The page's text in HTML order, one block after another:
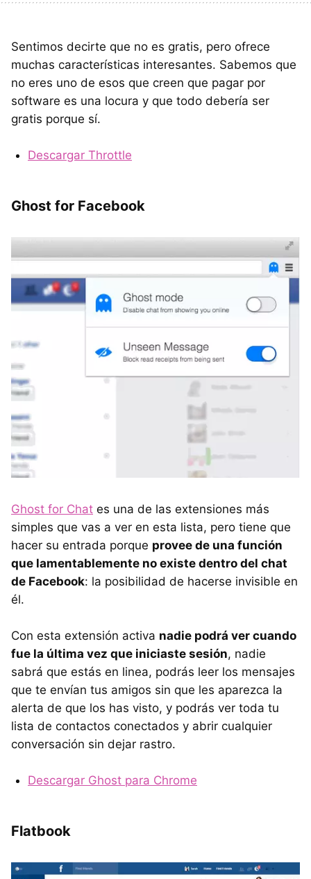
Sentimos decirte que no es gratis, pero ofrece
muchas características interesantes. Sabemos que
no eres uno de esos que creen que pagar por
software es una locura y que todo debería ser
gratis porque sí.
Descargar Throttle
Ghost for Facebook
Ghost for Chat es una de las extensiones más
simples que vas a ver en esta lista, pero tiene que
hacer su entrada porque provee de una función
que lamentablemente no existe dentro del chat
de Facebook: la posibilidad de hacerse invisible en
él.
Con esta extensión activa nadie podrá ver cuando
fue la última vez que iniciaste sesión, nadie
sabrá que estás en linea, podrás leer los mensajes
que te envían tus amigos sin que les aparezca la
alerta de que los has visto, y podrás ver toda tu
lista de contactos conectados y abrir cualquier
conversación sin dejar rastro.
Descargar Ghost para Chrome
Flatbook